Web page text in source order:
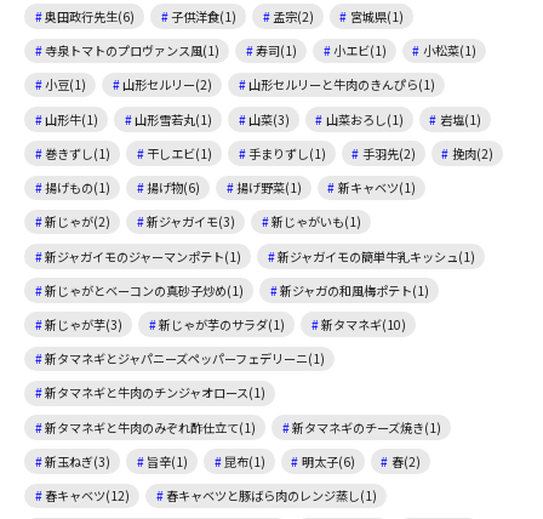
奥田政行先生(6)
子供洋食(1) 孟宗(2)
宮城県(1)
寺泉トマトのプロヴァンス風(1)
寿司(1) 小エビ(1)
小松菜(1)
小豆(1)
山形セルリー(2)
山形セルリーと牛肉のきんぴら(1)
山形牛(1)
山形雪若丸(1) 山菜(3) 山菜おろし(1)
岩塩(1)
巻きずし(1)
干しエビ(1) 手まりずし(1) 手羽先(2)
挽肉(2)
揚げもの(1)
揚げ物(6) 揚げ野菜(1)
新キャベツ(1)
新じゃが(2)
新ジャガイモ(3)
新じゃがいも(1)
新ジャガイモのジャーマンポテト(1)
新ジャガイモの簡単牛乳キッシュ(1)
新じゃがとベーコンの真砂子炒め(1)
新ジャガの和風梅ポテト(1)
新じゃが芋(3)
新じゃが芋のサラダ(1)
新タマネギ(10)
新タマネギとジャパニーズペッパーフェデリーニ(1)
新タマネギと牛肉のチンジャオロース(1)
新タマネギと牛肉のみぞれ酢仕立て(1)
新タマネギのチーズ焼き(1)
新玉ねぎ(3)
旨辛(1) 昆布(1) 明太子(6)
春(2)
春キャベツ(12)
春キャベツと豚ばら肉のレンジ蒸し(1)